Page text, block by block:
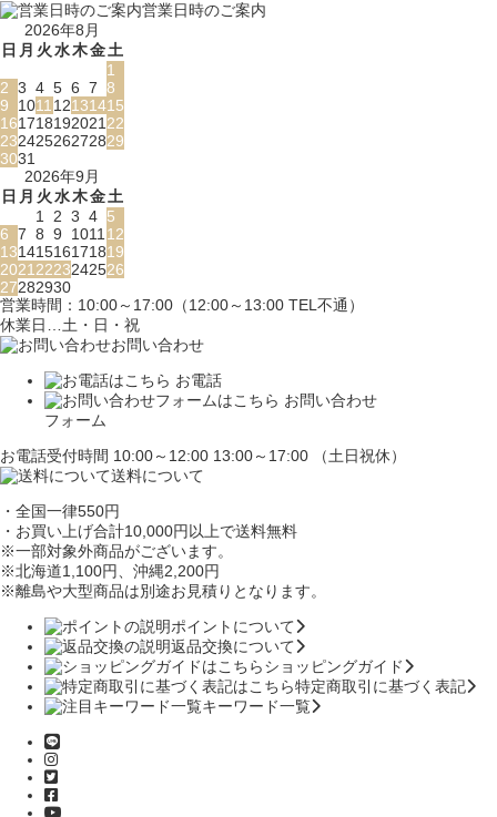
営業日時のご案内
2026年8月
日 月 火水木金土
1
2 3 4 5 6 7 8
9
101112131415
16171819202122
23242526272829
3031
2026年9月
日 月 火水木金土
1 2 3 4 5
6 7 8 9 101112
13141516171819
20212223242526
27282930
営業時間：10:00～17:00（12:00～13:00 TEL不通）
休業日…土・日・祝
お問い合わせ
お電話
お問い合わせ
フォーム
お電話受付時間 10:00～12:00 13:00～17:00 （土日祝休）
送料について
・全国一律550円
・お買い上げ合計10,000円 以上で送料無料
※一部対象外商品がございます。
※北海道1,100円、沖縄2,200円
※離島や大型商品は別途お見積りとなります。
ポイントについて
返品交換について
ショッピングガイド
特定商取引に基づく表記
キーワード一覧